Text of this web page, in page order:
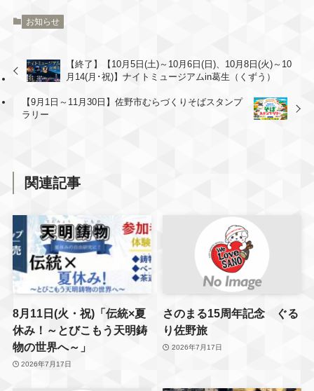
お知らせ
【終了】【10月5日(土)～10月6日(日)、10月8日(火)～10
月14(月･祝)】ナイトミュージアムin葛生（くずう）
【9月1日～11月30日】佐野市むらづくりそばスタンプ
ラリー
関連記事
8月11日(火・祝)「伝統×夏
休み！～とびこもう天明鋳
物の世界へ～」
2026年7月17日
さのまる15周年記念 ぐる
り佐野旅
2026年7月17日